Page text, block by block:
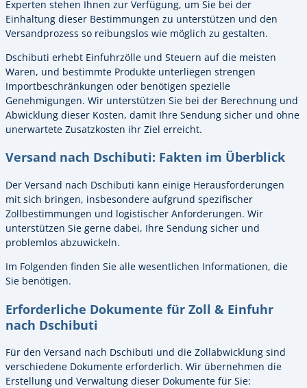
Experten stehen Ihnen zur Verfügung, um Sie bei der
Einhaltung dieser Bestimmungen zu unterstützen und den
Versandprozess so reibungslos wie möglich zu gestalten.
Dschibuti erhebt Einfuhrzölle und Steuern auf die meisten
Waren, und bestimmte Produkte unterliegen strengen
Importbeschränkungen oder benötigen spezielle
Genehmigungen. Wir unterstützen Sie bei der Berechnung und
Abwicklung dieser Kosten, damit Ihre Sendung sicher und ohne
unerwartete Zusatzkosten ihr Ziel erreicht.
Versand nach Dschibuti: Fakten im Überblick
Der Versand nach Dschibuti kann einige Herausforderungen
mit sich bringen, insbesondere aufgrund spezifischer
Zollbestimmungen und logistischer Anforderungen. Wir
unterstützen Sie gerne dabei, Ihre Sendung sicher und
problemlos abzuwickeln.
Im Folgenden finden Sie alle wesentlichen Informationen, die
Sie benötigen.
Erforderliche Dokumente für Zoll & Einfuhr
nach Dschibuti
Für den Versand nach Dschibuti und die Zollabwicklung sind
verschiedene Dokumente erforderlich. Wir übernehmen die
Erstellung und Verwaltung dieser Dokumente für Sie: